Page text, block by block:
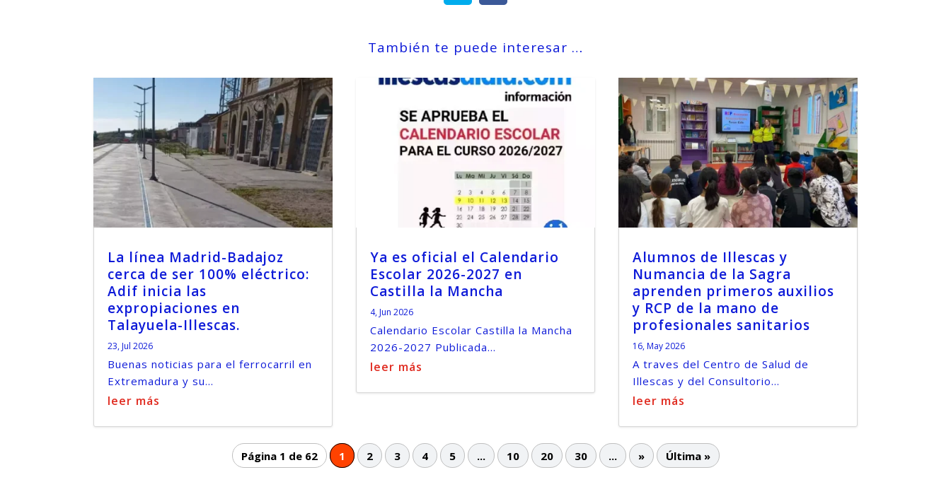
También te puede interesar …
La línea Madrid-Badajoz
cerca de ser 100% eléctrico:
Adif inicia las
expropiaciones en
Talayuela-Illescas.
23, Jul 2026
Buenas noticias para el ferrocarril en
Extremadura y su...
leer más
Ya es oficial el Calendario
Escolar 2026-2027 en
Castilla la Mancha
4, Jun 2026
Calendario Escolar Castilla la Mancha
2026-2027 Publicada...
leer más
Alumnos de Illescas y
Numancia de la Sagra
aprenden primeros auxilios
y RCP de la mano de
profesionales sanitarios
16, May 2026
A traves del Centro de Salud de
Illescas y del Consultorio...
leer más
Página 1 de 62 1 2 3 4 5 ... 10 20 30 ... » Última »